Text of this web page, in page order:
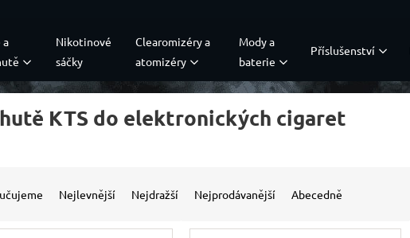
a
Nikotinové
sáčky
Clearomizéry a
atomizéry
Mody a
baterie
Příslušenství
KTS do elektronických cigaret
Nejlevnější Nejdražší Nejprodávanější Abecedně